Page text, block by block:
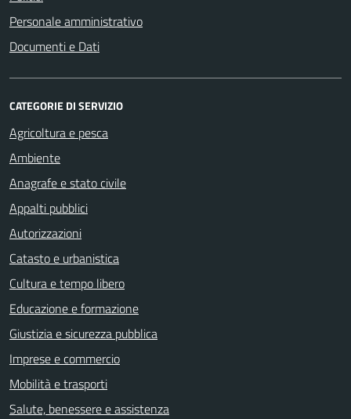
Personale amministrativo
Documenti e Dati
CATEGORIE DI SERVIZIO
Agricoltura e pesca
Ambiente
Anagrafe e stato civile
Appalti pubblici
Autorizzazioni
Catasto e urbanistica
Cultura e tempo libero
Educazione e formazione
Giustizia e sicurezza pubblica
Imprese e commercio
Mobilità e trasporti
Salute, benessere e assistenza